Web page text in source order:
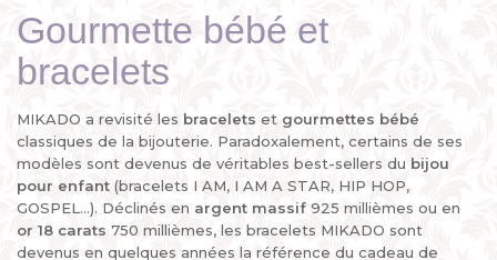
Gourmette bébé et
bracelets
MIKADO a revisité les bracelets et gourmettes bébé
classiques de la bijouterie. Paradoxalement, certains de ses
modèles sont devenus de véritables best-sellers du bijou
pour enfant (bracelets I AM, I AM A STAR, HIP HOP,
GOSPEL...). Déclinés en argent massif 925 millièmes ou en
or 18 carats 750 millièmes, les bracelets MIKADO sont
devenus en quelques années la référence du cadeau de